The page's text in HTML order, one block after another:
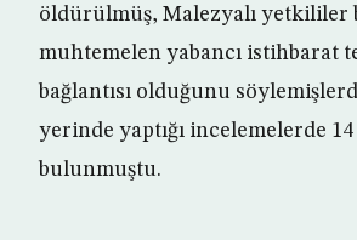
öldürülmüş, Malezyalı yetkililer
muhtemelen yabancı istihbarat
bağlantısı olduğunu
yerinde yaptığı incelemelerde
bulunmuştu.